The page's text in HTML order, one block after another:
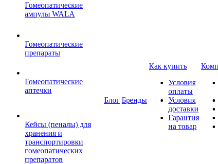
Гомеопатические
ампулы WALA
Гомеопатические
препараты
Гомеопатические
аптечки
Кейсы (пеналы) для
хранения и
транспортировки
гомеопатических
препаратов
Блог Бренды
Как купить
Условия
оплаты
Условия
доставки
Гарантия
на товар